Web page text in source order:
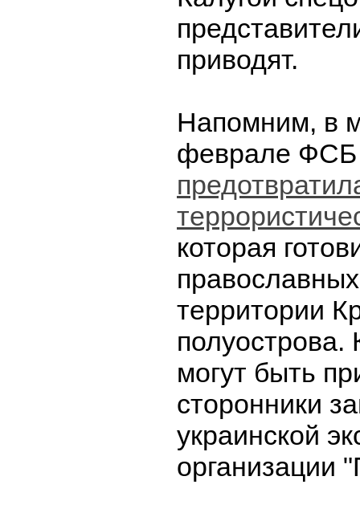
приводят.
Напомним, в
феврале ФСБ
которая
территории
полуострова.
могут быть
сторонники
украинской
организации